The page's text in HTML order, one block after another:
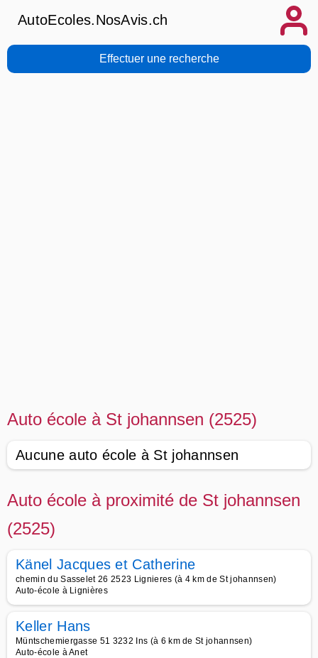
AutoEcoles.NosAvis.ch
Effectuer une recherche
Auto école à St johannsen (2525)
Aucune auto école à St johannsen
Auto école à proximité de St johannsen
(2525)
Känel Jacques et Catherine
chemin du Sasselet 26 2523 Lignieres (à 4 km de St johannsen)
Auto-école à Lignières
Keller Hans
Müntschemiergasse 51 3232 Ins (à 6 km de St johannsen)
Auto-école à Anet